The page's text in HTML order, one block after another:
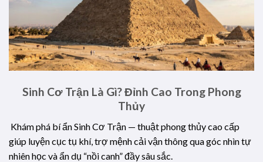
Sinh Cơ Trận Là Gì? Đỉnh Cao Trong Phong
Thủy
Khám phá bí ẩn Sinh Cơ Trận — thuật phong thủy cao cấp
giúp luyện cục tụ khí, trợ mệnh cải vận thông qua góc nhìn tự
nhiên học và ẩn dụ “nồi canh” đầy sâu sắc.